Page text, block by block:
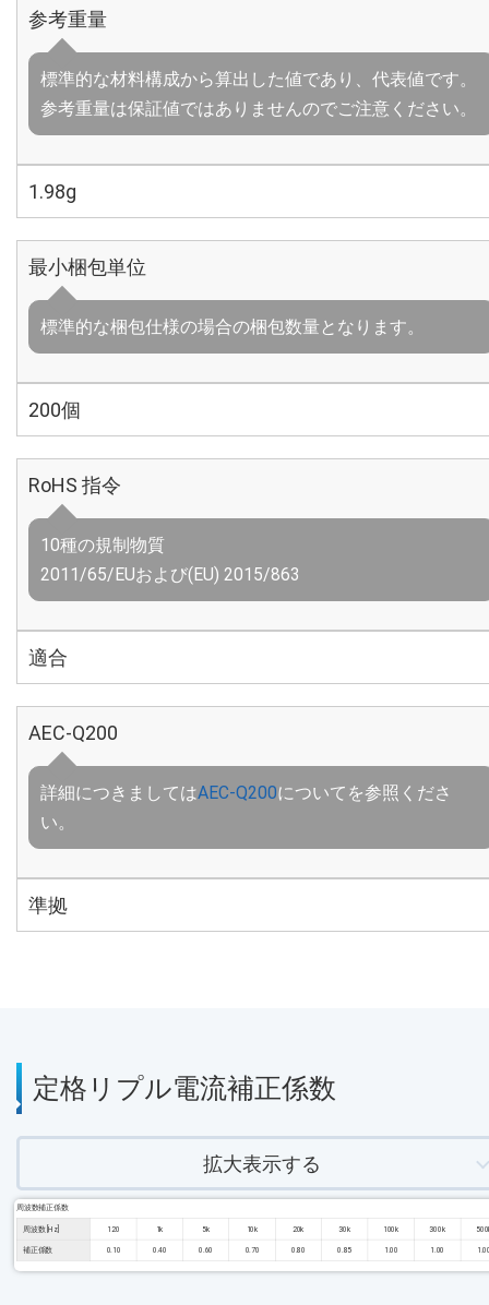
参考重量
標準的な材料構成から算出した値であり、代表値です。
参考重量は保証値ではありませんのでご注意ください。
1.98g
最小梱包単位
標準的な梱包仕様の場合の梱包数量となります。
200個
RoHS 指令
10種の規制物質
2011/65/EUおよび(EU) 2015/863
適合
AEC-Q200
詳細につきましてはAEC-Q200についてを参照くださ
い。
準拠
定格リプル電流補正係数
拡大表示する
周波数補正係数
周波数 [Hz] 120 1k 5k 10k 20k 30k 100k 300k
補正係数 0.10 0.40 0.60 0.70 0.80 0.85 1.00 1.00